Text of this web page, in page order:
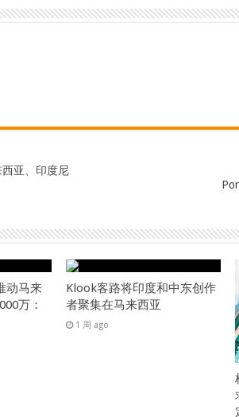
亚、印度尼
动马来
万：
Klook客路将印度和中东创作
者聚集在马来西亚
1 周 ago